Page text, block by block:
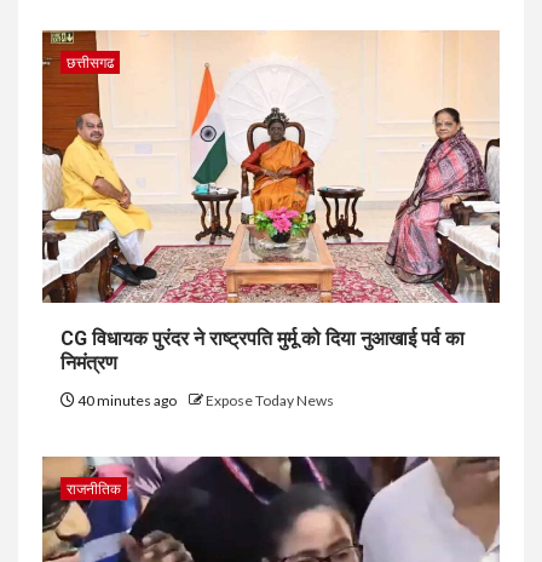
छत्तीसगढ
CG विधायक पुरंदर ने राष्ट्रपति मुर्मू को दिया नुआखाई पर्व का
निमंत्रण
40 minutes ago Expose Today News
राजनीतिक